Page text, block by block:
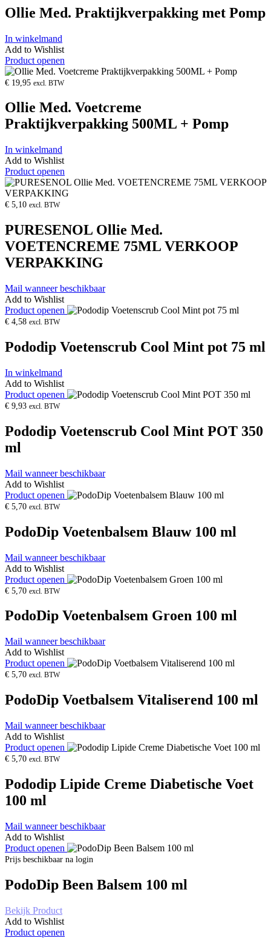
Ollie Med. Praktijkverpakking met Pomp
In winkelmand
Add to Wishlist
Product openen
€ 19,95 excl. BTW
Ollie Med. Voetcreme
Praktijkverpakking 500ML + Pomp
In winkelmand
Add to Wishlist
Product openen
€ 5,10 excl. BTW
PURESENOL Ollie Med.
VOETENCREME 75ML VERKOOP
VERPAKKING
Mail wanneer beschikbaar
Add to Wishlist
Product openen
€ 4,58 excl. BTW
Pododip Voetenscrub Cool Mint pot 75 ml
In winkelmand
Add to Wishlist
Product openen
€ 9,93 excl. BTW
Pododip Voetenscrub Cool Mint POT 350
ml
Mail wanneer beschikbaar
Add to Wishlist
Product openen
€ 5,70 excl. BTW
PodoDip Voetenbalsem Blauw 100 ml
Mail wanneer beschikbaar
Add to Wishlist
Product openen
€ 5,70 excl. BTW
PodoDip Voetenbalsem Groen 100 ml
Mail wanneer beschikbaar
Add to Wishlist
Product openen
€ 5,70 excl. BTW
PodoDip Voetbalsem Vitaliserend 100 ml
Mail wanneer beschikbaar
Add to Wishlist
Product openen
€ 5,70 excl. BTW
Pododip Lipide Creme Diabetische Voet
100 ml
Mail wanneer beschikbaar
Add to Wishlist
Product openen
Prijs beschikbaar na login
PodoDip Been Balsem 100 ml
Bekijk Product
Add to Wishlist
Product openen